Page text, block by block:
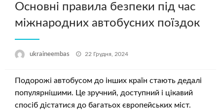
Основні правила безпеки під час
міжнародних автобусних поїздок
ukraineembas Опубліковано
22 Грудня, 2024
Подорожі автобусом до інших країн стають дедалі
популярнішими. Це зручний, доступний і цікавий
спосіб дістатися до багатьох європейських міст.